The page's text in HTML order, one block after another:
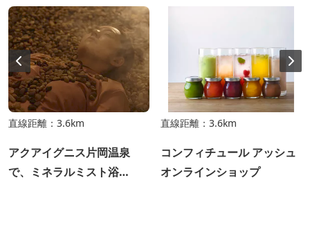
直線距離：3.6km
アクアイグニス片岡温泉
で、ミネラルミスト浴
直線距離：3.6km
コンフィチュール アッシュ
オンラインショップ